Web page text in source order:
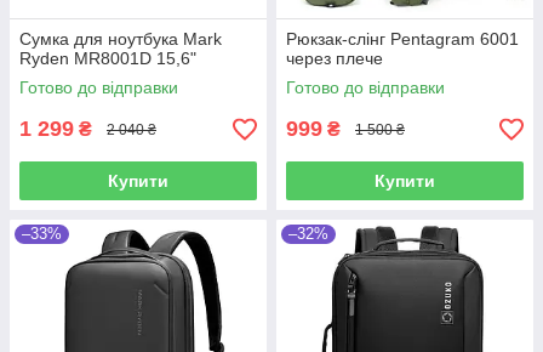
Сумка для ноутбука Mark
Ryden MR8001D 15,6"
Готово до відправки
1 299 ₴ 2 040 ₴
Купити
Рюкзак-слінг Pentagram 6001
через плече
Готово до відправки
999 ₴ 1 500 ₴
Купити
–33% –32%